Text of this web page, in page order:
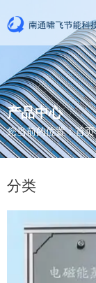
产品中心
您当前的位置：首
分类